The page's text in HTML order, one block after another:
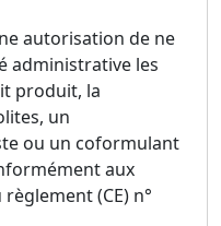
autorisation de ne
administrative les
produit, la
un
ou un coformulant
aux
(CE) n°